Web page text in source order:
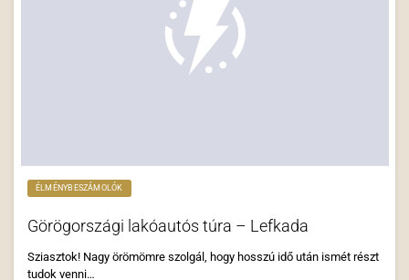
ÉLMÉNYBESZÁMOLÓK
Görögországi lakóautós túra – Lefkada
Sziasztok! Nagy örömömre szolgál, hogy hosszú idő után ismét részt
tudok venni…